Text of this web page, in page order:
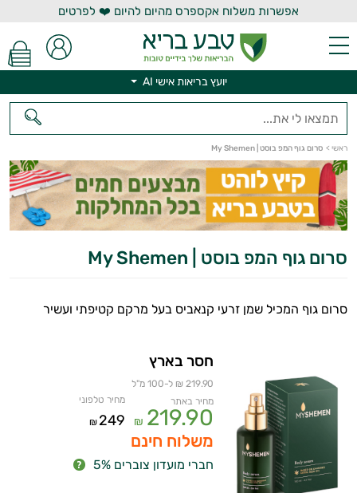
אפשרות משלוח אקספרס מהיום להיום ❤️ לפרטים
יועץ בריאות אישי AI
ראשי > סרום גוף המפ בוסט | My Shemen
סרום גוף המפ בוסט | My Shemen
סרום גוף המכיל שמן זרעי קנאביס בעל מרקם קטיפתי ועשיר
חסר בארץ
219.90 ₪ ל-100 מ"ל
מחיר באתר
219.90
₪
מחיר טלפוני
249
₪
משלוח חינם
חברי מועדון צוברים 5%
יועץ בריאות אישי AI